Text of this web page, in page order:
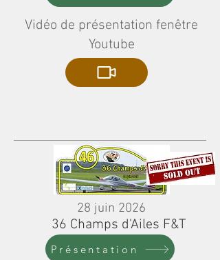
Vidéo de présentation fenêtre
Youtube
28 juin 2026
36 Champs d'Ailes F&T
Présentation